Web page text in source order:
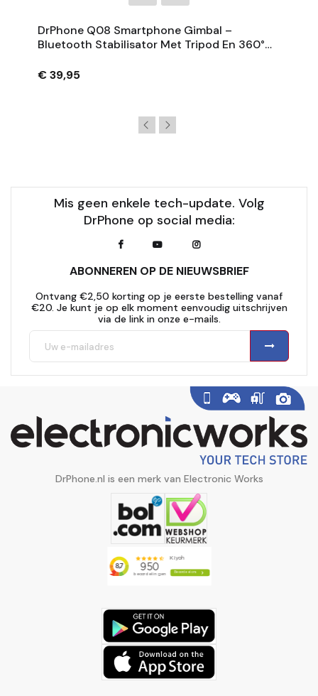
DrPhone Q08 Smartphone Gimbal –
Bluetooth Stabilisator Met Tripod En 360°
€ 39,95
Mis geen enkele tech-update. Volg
DrPhone op social media:
ABONNEREN OP DE NIEUWSBRIEF
Ontvang €2,50 korting op je eerste bestelling vanaf
€20. Je kunt je op elk moment eenvoudig uitschrijven
via de link in onze e-mails.
DrPhone.nl is een merk van Electronic Works